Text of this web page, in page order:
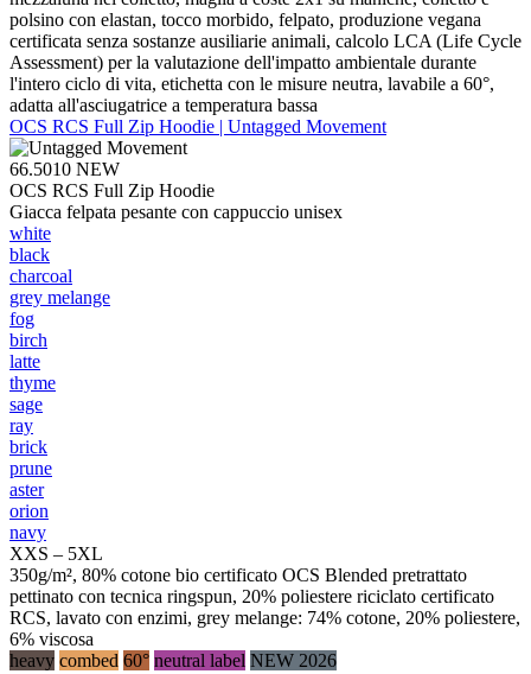
polsino con elastan, tocco morbido, felpato, produzione vegana
certificata senza sostanze ausiliarie animali, calcolo LCA (Life Cycle
Assessment) per la valutazione dell'impatto ambientale durante
l'intero ciclo di vita, etichetta con le misure neutra, lavabile a 60°,
adatta all'asciugatrice a temperatura bassa
OCS RCS Full Zip Hoodie | Untagged Movement
66.5010 NEW
OCS RCS Full Zip Hoodie
Giacca felpata pesante con cappuccio unisex
white
black
charcoal
grey melange
fog
birch
latte
thyme
sage
ray
brick
prune
aster
orion
navy
XXS – 5XL
350g/m², 80% cotone bio certificato OCS Blended pretrattato
pettinato con tecnica ringspun, 20% poliestere riciclato certificato
RCS, lavato con enzimi, grey melange: 74% cotone, 20% poliestere,
6% viscosa
heavy combed 60° neutral label NEW 2026